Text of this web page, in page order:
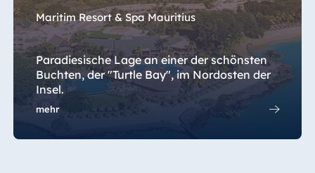
Maritim Resort & Spa Mauritius
Paradiesische Lage an einer der schönsten
Buchten, der "Turtle Bay", im Nordosten der
Insel.
mehr